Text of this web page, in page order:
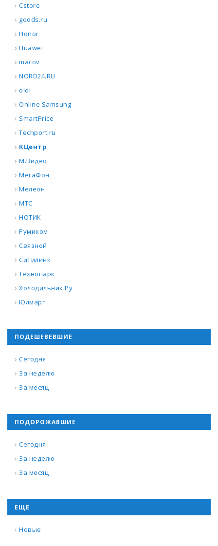
Cstore
goods.ru
Honor
Huawei
macov
NORD24.RU
oldi
Online Samsung
SmartPrice
Techport.ru
КЦентр
М.Видео
МегаФон
Мелеон
МТС
НОТИК
Румиком
Связной
Ситилинк
Технопарк
Холодильник.Ру
Юлмарт
ПОДЕШЕВЕВШИЕ
Сегодня
За неделю
За месяц
ПОДОРОЖАВШИЕ
Сегодня
За неделю
За месяц
ЕЩЕ
Новые